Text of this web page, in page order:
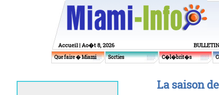
Accueil| Ao�t 8, 2026
Que faire � Miami Sorties C�l�brit�s
La saison